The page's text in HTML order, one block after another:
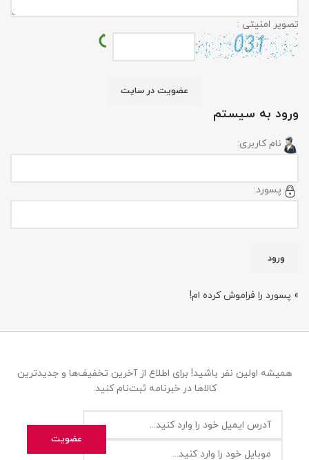
تصویر امنیتی :
ورود به سیستم
نام کاربری:
پسورد:
» پسورد را فراموش کرده ام!
همیشه اولین نفر باشید! برای اطلاع از آخرین تخفیف‌ها و جدیدترین
کالاها در خبرنامه ثبت‌نام کنید.